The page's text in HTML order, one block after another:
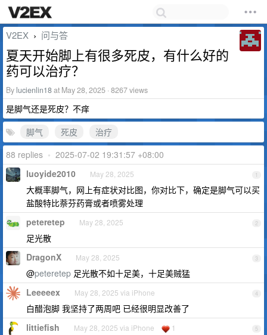
V2EX › 问与答
夏天开始脚上有很多死皮，有什么好的
药可以治疗？
By lucienlin18at May 28, 2025 · 8267 views
是脚气还是死皮？不痒
脚气
死皮
治疗
88 replies • 2025-07-02 19:31:57 +08:00
1
luoyide2010 May 28, 2025
大概率脚气，网上有症状对比图，你对比下，确定是脚气可以买
盐酸特比萘芬药膏或者喷雾处理
2
peteretep May 28, 2025
足光散
3
DragonX May 28, 2025
@peteretep 足光散不如十足美，十足美贼猛
4
Leeeeex May 28, 2025 via iPhone
白醋泡脚 我坚持了两周吧 已经很明显改善了
5
littiefish May 28, 2025 via iPhone 1